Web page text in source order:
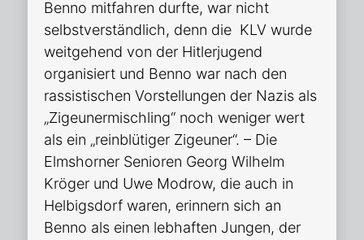
Benno mitfahren durfte, war nicht
selbstverständlich, denn die KLV wurde
weitgehend von der Hitlerjugend
organisiert und Benno war nach den
rassistischen Vorstellungen der Nazis als
„Zigeunermischling“ noch weniger wert
als ein „reinblütiger Zigeuner“. – Die
Elmshorner Senioren Georg Wilhelm
Kröger und Uwe Modrow, die auch in
Helbigsdorf waren, erinnern sich an
Benno als einen lebhaften Jungen, der